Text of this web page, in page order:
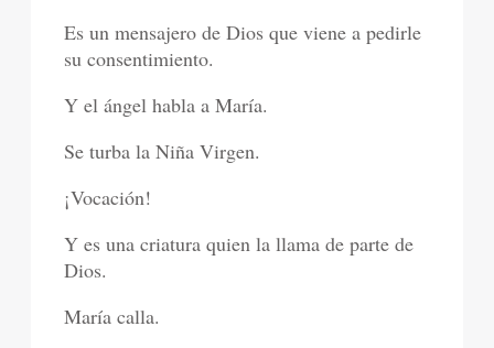
Es un mensajero de Dios que viene a pedirle
su consentimiento.
Y el ángel habla a María.
Se turba la Niña Virgen.
¡Vocación!
Y es una criatura quien la llama de parte de
Dios.
María calla.